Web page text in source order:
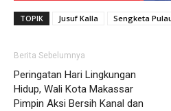
TOPIK Jusuf Kalla Sengketa
Berita Sebelumnya
Peringatan Hari Lingkungan
Hidup, Wali Kota Makassar
Pimpin Aksi Bersih Kanal dan